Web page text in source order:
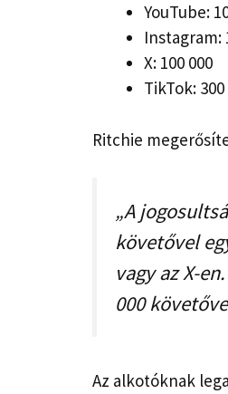
YouTube:
Instagram:
X: 100 000
TikTok: 300
Ritchie
„A
követővel
vagy az X-
000
Az alkotóknak